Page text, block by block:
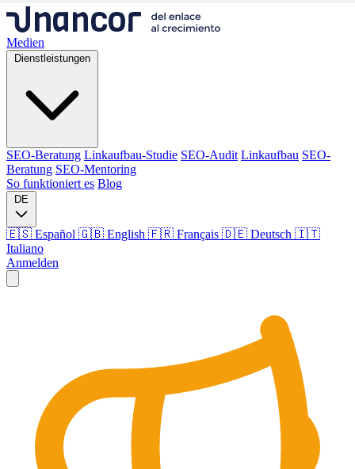
Medien
Dienstleistungen
SEO-Beratung Linkaufbau-Studie SEO-Audit Linkaufbau SEO-
Beratung SEO-Mentoring
So funktioniert es Blog
DE
🇪🇸 Español 🇬🇧 English 🇫🇷 Français 🇩🇪 Deutsch 🇮🇹
Italiano
Anmelden
SEO-Beratung Linkaufbau-Studie Linkaufbau
SEO-
Beratung
SEO-Mentoring
So funktioniert es
Sprache